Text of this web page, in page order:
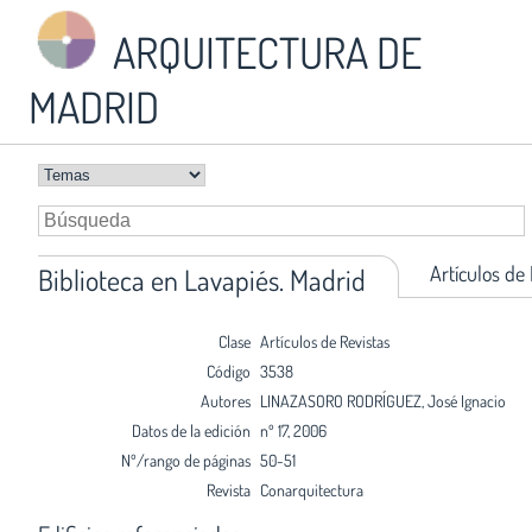
ARQUITECTURA DE
MADRID
Biblioteca en Lavapiés. Madrid Artículos de
Clase Artículos de Revistas
Código 3538
Autores LINAZASORO RODRÍGUEZ, José Ignacio
Datos de la edición nº 17, 2006
Nº/rango de páginas 50-51
Revista Conarquitectura